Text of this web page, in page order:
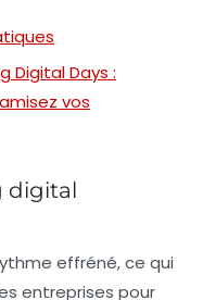
Digital Days :
vos
digital
effréné, ce qui
entreprises pour